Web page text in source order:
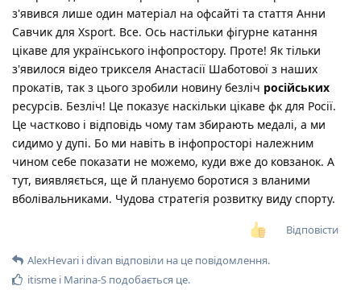
з'явився лише один матеріал на офсайті та стаття Анни
Савчик для Xsport. Все. Ось настільки фігурне катання
цікаве для українського інфопростору. Проте! Як тільки
з'явилося відео трикселя Анастасії Шаботової з наших
прокатів, так з цього зробили новину безліч російських
ресурсів. Безліч! Це показує наскільки цікаве фк для Росії.
Це частково і відповідь чому там збирають медалі, а ми
сидимо у дупі. Бо ми навіть в інфопросторі належним
чином себе показати не можемо, куди вже до ковзанок. А
тут, виявляється, ще й плануємо боротися з вланими
вболівальниками. Чудова стратегія розвитку виду спорту.
Відповісти
AlexHevari іdivan відповіли на це повідомлення.
itisme і Marina-S подобається це.